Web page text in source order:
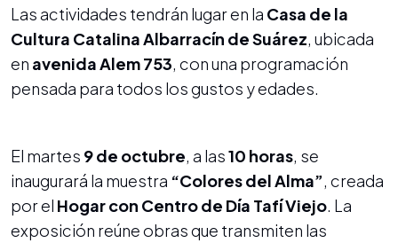
Las actividades tendrán lugar en la Casa de la
Cultura Catalina Albarracín de Suárez , ubicada
en avenida Alem 753 , con una programación
pensada para todos los gustos y edades.
El martes 9 de octubre , a las10 horas , se
inaugurará la muestra “Colores del Alma” , creada
por el Hogar con Centro de Día Tafí Viejo . La
exposición reúne obras que transmiten las